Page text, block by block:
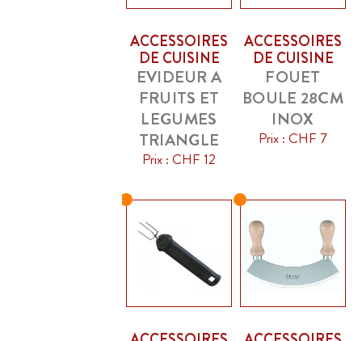
ACCESSOIRES
DE CUISINE
EVIDEUR A
FRUITS ET
LEGUMES
TRIANGLE
Prix : CHF 12
ACCESSOIRES
DE CUISINE
FOUET
BOULE 28CM
INOX
Prix : CHF 7